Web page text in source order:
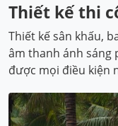
Thiết kế thi
Thiết kế sân khấu,
âm thanh ánh sáng
được mọi điều kiện